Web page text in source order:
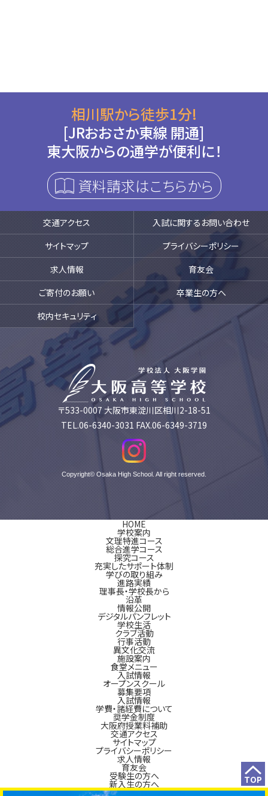
相川駅から徒歩1分!
[JRおおさか東線 開通]
東大阪からの通学が便利に！
資料請求はこちらから
交通アクセス
入試に関するお問い合わせ
サイトマップ
プライバシーポリシー
求人情報
育友会
ご寄付のお願い
卒業生の方へ
校内セキュリティ
〒533-0007 大阪市東淀川区相川2-18-51
TEL.06-6340-3031 FAX.06-6349-3719
Copyright© Osaka High School. All right reserved.
HOME
学校案内
文理特進コース
総合進学コース
探究コース
充実したサポート体制
学びの取り組み
進路実績
理事長・学校長から
沿革
情報公開
デジタルパンフレット
学校生活
クラブ活動
行事活動
異文化交流
施設案内
食堂メニュー
入試情報
オープンスクール
募集要項
入試情報
学費・諸経費について
奨学金制度
大阪府授業料補助
交通アクセス
サイトマップ
プライバシーポリシー
求人情報
育友会
受験生の方へ
新入生の方へ
在校生の方へ
TOP